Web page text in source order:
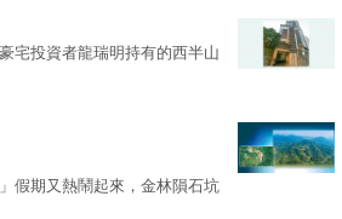
宅投資者龍瑞明持有的西半山
假期又熱鬧起來，金林隕石坑